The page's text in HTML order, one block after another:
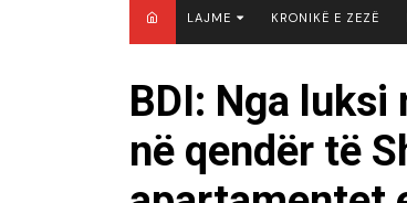
LAJME
KOSOVË
RAJON
KRONIKË E ZEZË
BDI: Nga
në qendër të